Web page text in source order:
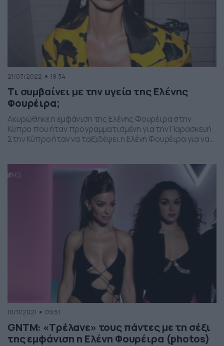
21/07/2022 19:34
Τι συμβαίνει με την υγεία της Ελένης
Φουρέιρα;
Ακυρώθηκε η εμφάνιση της Ελένης Φουρέιρα στην
Κύπρο που ήταν προγραμματισμένη για την Παρασκευή
Στην Κύπρο ήταν να ταξιδέψει η Ελένη Φουρέιρα για να
ωστόσο δεν θα καταφέρει να τραγουδήσει στο νησί της
Αφροδίτης, καθώς ακυρώθηκε η εμφάνισή της για […]
10/11/2021 09:51
GNTM: «Τρέλανε» τους πάντες με τη σέξι
της εμφάνιση η Ελένη Φουρέιρα (photos)